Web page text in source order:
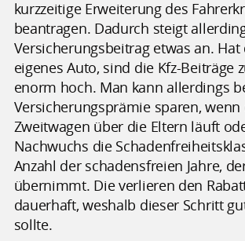
kurzzeitige Erweiterung des
beantragen. Dadurch steigt
Versicherungsbeitrag etwas an. Hat
eigenes Auto, sind die Kfz-Beiträge
enorm hoch. Man kann allerdings
Versicherungsprämie sparen, wenn
Zweitwagen über die Eltern läuft
Nachwuchs die
Anzahl der schadensfreien Jahre,
übernimmt. Die verlieren den
dauerhaft, weshalb dieser Schritt
sollte.